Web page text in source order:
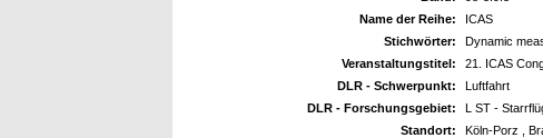
Name der Reihe:
ICAS
Stichwörter:
Dynamic
Veranstaltungstitel:
21. ICAS
DLR - Schwerpunkt:
Luftfahrt
DLR - Forschungsgebiet:
L ST -
Standort:
Köln-Porz ,